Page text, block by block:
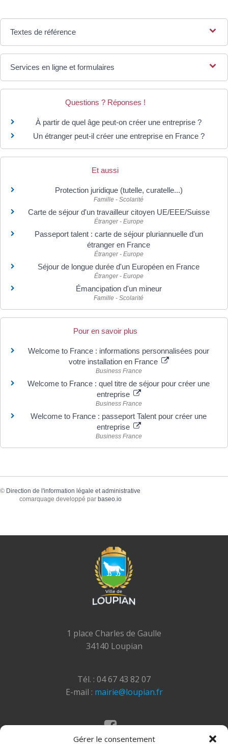
Gérer le consentement
Textes de référence
Services en ligne et formulaires
Questions ? Réponses !
À partir de quel âge peut-on créer une entreprise ?
Un étranger peut-il créer une entreprise en France ?
Et aussi
Protection juridique (tutelle, curatelle...)
Famille - Scolarité
Carte de séjour d'un travailleur citoyen UE/EEE/Suisse
Étranger - Europe
Passeport talent : carte de séjour pluriannuelle d'un
étranger en France
Étranger - Europe
Séjour de longue durée d'un Européen en France
Étranger - Europe
Émancipation d'un mineur
Famille - Scolarité
Pour en savoir plus
Welcome to France : informations personnalisées pour
votre installation en France
Business France
Welcome to France : quel titre de séjour pour créer une
entreprise
Business France
Welcome to France : passeport Talent pour créer une
entreprise
Business France
© Direction de l'information légale et administrative
comarquage developpé par baseo.io
1 place Charles de Gaulle
34140 Loupian
Tél. : 04 67 43 82 07
E-mail : mairie@loupian.fr